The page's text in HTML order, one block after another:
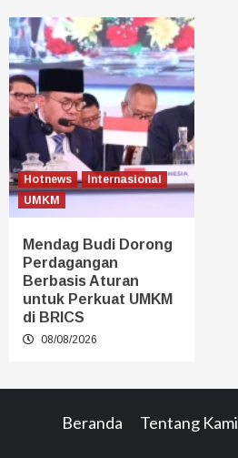
Hotnews
Internasional
UMKM
Mendag Budi Dorong
Perdagangan
Berbasis Aturan
untuk Perkuat UMKM
di BRICS
08/08/2026
Beranda Tentang Kami